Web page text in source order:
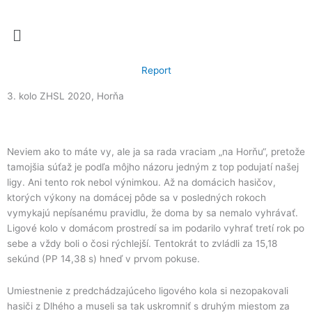
Menu
Report
3. kolo ZHSL 2020, Horňa
Neviem ako to máte vy, ale ja sa rada vraciam „na Horňu“, pretože
tamojšia súťaž je podľa môjho názoru jedným z top podujatí našej
ligy. Ani tento rok nebol výnimkou. Až na domácich hasičov,
ktorých výkony na domácej pôde sa v posledných rokoch
vymykajú nepísanému pravidlu, že doma by sa nemalo vyhrávať.
Ligové kolo v domácom prostredí sa im podarilo vyhrať tretí rok po
sebe a vždy boli o čosi rýchlejší. Tentokrát to zvládli za 15,18
sekúnd (PP 14,38 s) hneď v prvom pokuse.
Umiestnenie z predchádzajúceho ligového kola si nezopakovali
hasiči z Dlhého a museli sa tak uskromniť s druhým miestom za